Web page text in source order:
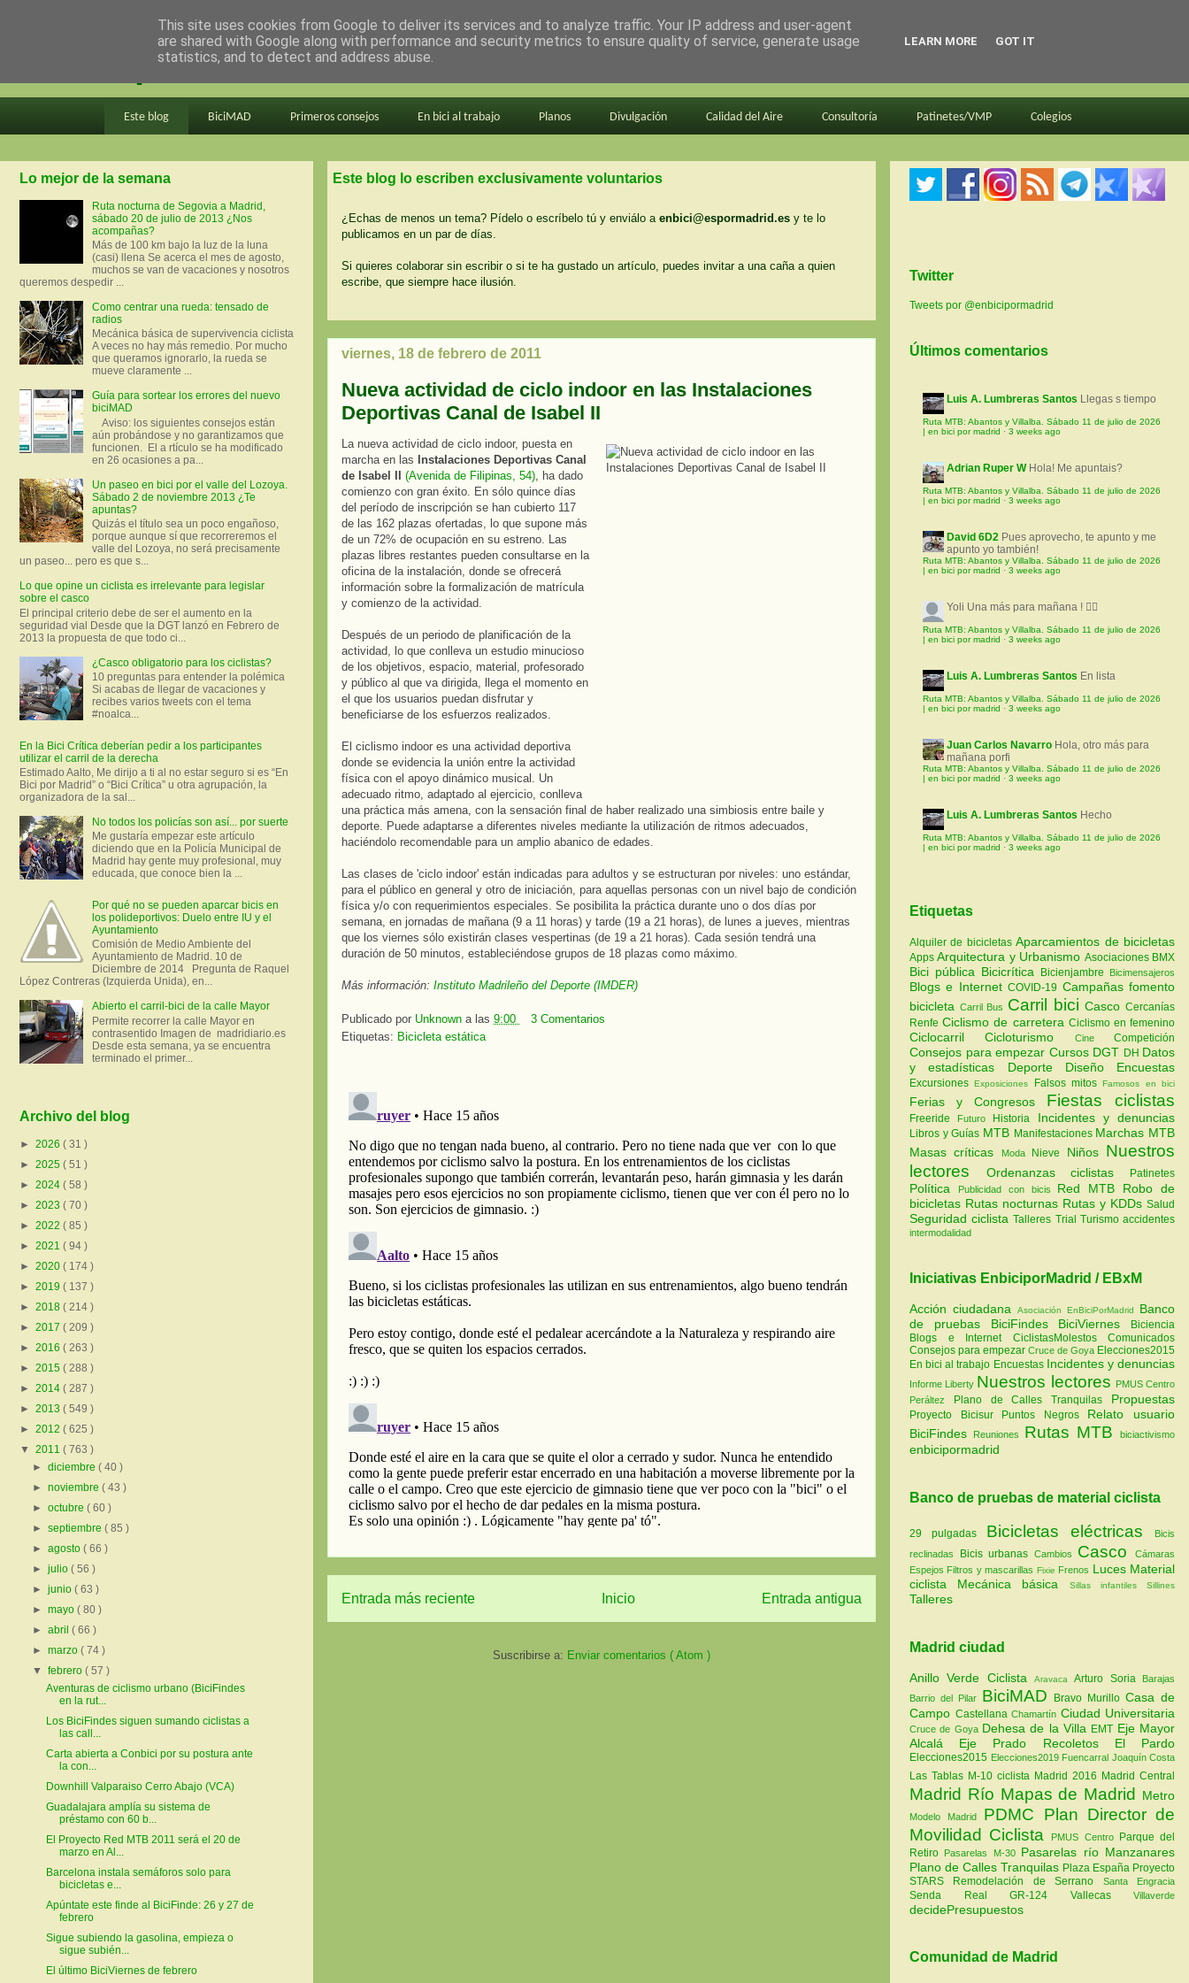
en bici por madrid
Este blog BiciMAD Primeros consejos En bici al trabajo Planos Divulgación Calidad del Aire Consultoría Patinetes/VMP Colegios
Este blog lo escriben exclusivamente voluntarios
¿Echas de menos un tema? Pídelo o escríbelo tú y enviálo a enbici@espormadrid.es y te lo
publicamos en un par de días.
Si quieres colaborar sin escribir o si te ha gustado un artículo, puedes invitar a una caña a quien
escribe, que siempre hace ilusión.
viernes, 18 de febrero de 2011
Nueva actividad de ciclo indoor en las Instalaciones
Deportivas Canal de Isabel II
La nueva actividad de ciclo indoor, puesta en
marcha en las Instalaciones Deportivas Canal
de Isabel II (Avenida de Filipinas, 54) , ha dado
comienzo con gran éxito. En sólo quince días
del período de inscripción se han cubierto 117
de las 162 plazas ofertadas, lo que supone más
de un 72% de ocupación en su estreno. Las
plazas libres restantes pueden consultarse en la
oficina de la instalación, donde se ofrecerá
información sobre la formalización de matrícula
y comienzo de la actividad.
Después de un periodo de planificación de la
actividad, lo que conlleva un estudio minucioso
de los objetivos, espacio, material, profesorado
y público al que va dirigida, llega el momento en
el que los usuarios puedan disfrutar y
beneficiarse de los esfuerzos realizados.
El ciclismo indoor es una actividad deportiva
donde se evidencia la unión entre la actividad
física con el apoyo dinámico musical. Un
adecuado ritmo, adaptado al ejercicio, conlleva
una práctica más amena, con la sensación final de haber realizado una simbiosis entre baile y
deporte. Puede adaptarse a diferentes niveles mediante la utilización de ritmos adecuados,
haciéndolo recomendable para un amplio abanico de edades.
Las clases de 'ciclo indoor' están indicadas para adultos y se estructuran por niveles: uno estándar,
para el público en general y otro de iniciación, para aquellas personas con un nivel bajo de condición
física y/o con requerimientos especiales. Se posibilita la práctica durante uno o dos días por
semana, en jornadas de mañana (9 a 11 horas) y tarde (19 a 21 horas), de lunes a jueves, mientras
que los viernes sólo existirán clases vespertinas (de 19 a 21 horas). Cada sesión tendrá una
duración de 50 minutos, estableciéndose grupos de 18 plazas como máximo.
Más información: Instituto Madrileño del Deporte (IMDER)
Publicado por Unknown a las 9:00
3 Comentarios
Etiquetas: Bicicleta estática
Entrada más reciente Entrada antigua
Inicio
Suscribirse a: Enviar comentarios ( Atom )
Lo mejor de la semana
Ruta nocturna de Segovia a Madrid,
sábado 20 de julio de 2013 ¿Nos
acompañas?
Más de 100 km bajo la luz de la luna
(casi) llena Se acerca el mes de agosto,
muchos se van de vacaciones y nosotros
queremos despedir ...
Como centrar una rueda: tensado de
radios
Mecánica básica de supervivencia ciclista
A veces no hay más remedio. Por mucho
que queramos ignorarlo, la rueda se
mueve claramente ...
Guía para sortear los errores del nuevo
biciMAD
Aviso: los siguientes consejos están
aún probándose y no garantizamos que
funcionen. El a rtículo se ha modificado
en 26 ocasiones a pa...
Un paseo en bici por el valle del Lozoya.
Sábado 2 de noviembre 2013 ¿Te
apuntas?
Quizás el título sea un poco engañoso,
porque aunque sí que recorreremos el
valle del Lozoya, no será precisamente
un paseo... pero es que s...
Lo que opine un ciclista es irrelevante para legislar
sobre el casco
El principal criterio debe de ser el aumento en la
seguridad vial Desde que la DGT lanzó en Febrero de
2013 la propuesta de que todo ci...
¿Casco obligatorio para los ciclistas?
10 preguntas para entender la polémica
Si acabas de llegar de vacaciones y
recibes varios tweets con el tema
#noalca...
En la Bici Crítica deberían pedir a los participantes
utilizar el carril de la derecha
Estimado Aalto, Me dirijo a ti al no estar seguro si es “En
Bici por Madrid” o “Bici Crítica” u otra agrupación, la
organizadora de la sal...
No todos los policías son así... por suerte
Me gustaría empezar este artículo
diciendo que en la Policía Municipal de
Madrid hay gente muy profesional, muy
educada, que conoce bien la ...
Por qué no se pueden aparcar bicis en
los polideportivos: Duelo entre IU y el
Ayuntamiento
Comisión de Medio Ambiente del
Ayuntamiento de Madrid. 10 de
Diciembre de 2014 Pregunta de Raquel
López Contreras (Izquierda Unida), en...
Abierto el carril-bici de la calle Mayor
Permite recorrer la calle Mayor en
contrasentido Imagen de madridiario.es
Desde esta semana, ya se encuentra
terminado el primer...
Archivo del blog
► 2026 ( 31 )
► 2025 ( 51 )
► 2024 ( 58 )
► 2023 ( 70 )
► 2022 ( 85 )
► 2021 ( 94 )
► 2020 ( 174 )
► 2019 ( 137 )
► 2018 ( 214 )
► 2017 ( 209 )
► 2016 ( 263 )
► 2015 ( 288 )
► 2014 ( 287 )
► 2013 ( 549 )
► 2012 ( 625 )
▼ 2011 ( 763 )
►diciembre( 40 )
►noviembre( 43 )
►octubre( 60 )
►septiembre( 85 )
►agosto( 66 )
►julio( 56 )
►junio( 63 )
►mayo( 80 )
►abril( 66 )
►marzo( 74 )
▼febrero( 57 )
Aventuras de ciclismo urbano (BiciFindes
en la rut...
Los BiciFindes siguen sumando ciclistas a
las call...
Carta abierta a Conbici por su postura ante
la con...
Downhill Valparaiso Cerro Abajo (VCA)
Guadalajara amplía su sistema de
préstamo con 60 b...
El Proyecto Red MTB 2011 será el 20 de
marzo en Al...
Barcelona instala semáforos solo para
bicicletas e...
Apúntate este finde al BiciFinde: 26 y 27 de
febrero
Sigue subiendo la gasolina, empieza o
sigue subién...
El último BiciViernes de febrero
Twitter
Tweets por @enbicipormadrid
Últimos comentarios
Luis A. Lumbreras Santos Llegas s tiempo
Ruta MTB: Abantos y Villalba. Sábado 11 de julio de 2026
| en bici por madrid · 3 weeks ago
Adrian Ruper W Hola! Me apuntais?
Ruta MTB: Abantos y Villalba. Sábado 11 de julio de 2026
| en bici por madrid · 3 weeks ago
David 6D2 Pues aprovecho, te apunto y me
apunto yo también!
Ruta MTB: Abantos y Villalba. Sábado 11 de julio de 2026
| en bici por madrid · 3 weeks ago
Yoli Una más para mañana ! 🚵‍♀️
Ruta MTB: Abantos y Villalba. Sábado 11 de julio de 2026
| en bici por madrid · 3 weeks ago
Luis A. Lumbreras Santos En lista
Ruta MTB: Abantos y Villalba. Sábado 11 de julio de 2026
| en bici por madrid · 3 weeks ago
Juan Carlos Navarro Hola, otro más para
mañana porfi
Ruta MTB: Abantos y Villalba. Sábado 11 de julio de 2026
| en bici por madrid · 3 weeks ago
Luis A. Lumbreras Santos Hecho
Ruta MTB: Abantos y Villalba. Sábado 11 de julio de 2026
| en bici por madrid · 3 weeks ago
Etiquetas
Alquiler de bicicletasAparcamientos de bicicletas
AppsArquitectura y Urbanismo Asociaciones BMX
Bici pública Bicicrítica Bicienjambre Bicimensajeros
Blogs e InternetCOVID-19 Campañas fomento
bicicleta Carril Bus Carril biciCascoCercanías
RenfeCiclismo de carretera Ciclismo en femenino
CiclocarrilCicloturismo CineCompetición
Consejos para empezar Cursos DGT DH Datos
y estadísticas Deporte Diseño Encuestas
ExcursionesExposiciones Falsos mitosFamosos en bici
Ferias y Congresos Fiestas ciclistas
Freeride Futuro Historia Incidentes y denuncias
Libros y Guías MTB Manifestaciones Marchas MTB
Masas críticas
Moda Nieve Niños Nuestros
lectores
Ordenanzas ciclistas Patinetes
Política Publicidad con bicis Red MTB Robo de
bicicletas Rutas nocturnas Rutas y KDDs Salud
Seguridad ciclistaTalleres Trial Turismoaccidentes
intermodalidad
Iniciativas EnbiciporMadrid / EBxM
Acción ciudadana Asociación EnBiciPorMadrid
Banco
de pruebas
BiciFindes BiciViernes
Biciencia
Blogs e Internet
CiclistasMolestos
Comunicados
Consejos para empezar Cruce de Goya Elecciones2015
En bici al trabajo Encuestas Incidentes y denuncias
Informe Liberty Nuestros lectores
PMUS Centro
Peráltez
Plano de Calles Tranquilas Propuestas
Proyecto Bicisur Puntos Negros
Relato usuario
BiciFindes
Reuniones Rutas MTB biciactivismo
enbicipormadrid
Banco de pruebas de material ciclista
29 pulgadas Bicicletas eléctricas
Bicis
reclinadas
Bicis urbanas Cambios Casco
Cámaras
Espejos Filtros y mascarillas Fixie Frenos Luces Material
ciclista
Mecánica básica Sillas infantiles Sillines
Talleres
Madrid ciudad
Anillo Verde Ciclista AravacaArturo Soria
Barajas
Barrio del Pilar BiciMAD Bravo MurilloCasa de
Campo Castellana Chamartín Ciudad Universitaria
Cruce de Goya Dehesa de la Villa EMT Eje Mayor
Alcalá Eje Prado Recoletos El Pardo
Elecciones2015 Elecciones2019 Fuencarral Joaquín Costa
Las Tablas M-10 ciclista Madrid 2016 Madrid Central
Madrid Río Mapas de Madrid Metro
Modelo Madrid PDMC Plan Director de
Movilidad Ciclista
PMUS Centro Parque del
Retiro Pasarelas M-30 Pasarelas río Manzanares
Plano de Calles Tranquilas Plaza España Proyecto
STARS Remodelación de Serrano Santa Engracia
Senda Real GR-124 Vallecas Villaverde
decidePresupuestos
Comunidad de Madrid
This site uses cookies from Google to deliver its services and to analyze traffic. Your IP address and user-agent
are shared with Google along with performance and security metrics to ensure quality of service, generate usage
statistics, and to detect and address abuse.
LEARN MORE GOT IT